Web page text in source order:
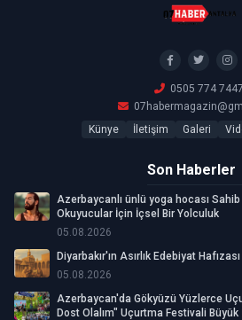
0505 774 7447
Künye
İletişim Galeri
Son Haberler
Azerbaycanlı ünlü yoga hocası
Okuyucular İçin İçsel Bir Yolculuk
05.08.2026
Diyarbakır'ın Asırlık Edebiyat
05.08.2026
Azerbaycan'da Gökyüzü Yüzlerce
Dost Olalım" Uçurtma Festivali Büyük